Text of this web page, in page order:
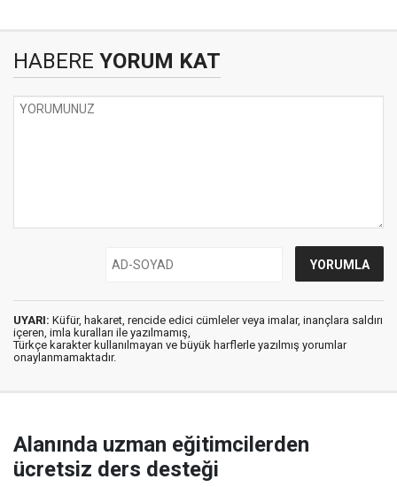
HABERE YORUM KAT
UYARI: Küfür, hakaret, rencide edici cümleler veya imalar, inançlara saldırı
içeren, imla kuralları ile yazılmamış,
Türkçe karakter kullanılmayan ve büyük harflerle yazılmış yorumlar
onaylanmamaktadır.
Alanında uzman eğitimcilerden
ücretsiz ders desteği